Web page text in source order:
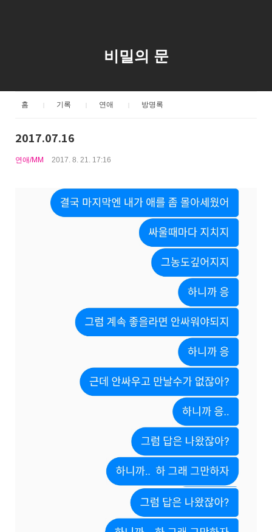
비밀의 문
홈 기록 연애 방명록
2017.07.16
연애/MM 2017. 8. 21. 17:16